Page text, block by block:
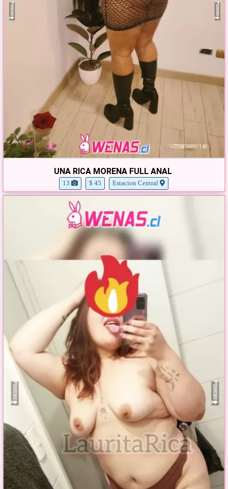
UNA RICA MORENA FULL ANAL
13 $ 45 Estacion Central